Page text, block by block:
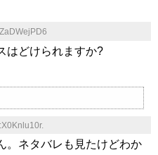
はどけられますか?
。ネタバレも見たけどわか